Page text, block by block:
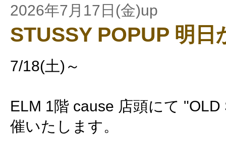
2026年7月17日(金)up
STUSSY POPUP 明日
7/18(土)～
ELM 1階 cause 店頭にて
催いたします。